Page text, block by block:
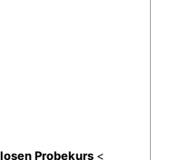
Probekurs <